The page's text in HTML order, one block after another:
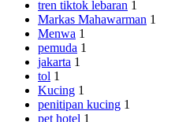
tren tiktok lebaran 1
Markas Mahawarman 1
Menwa 1
pemuda 1
jakarta 1
tol 1
Kucing 1
penitipan kucing 1
pet hotel 1